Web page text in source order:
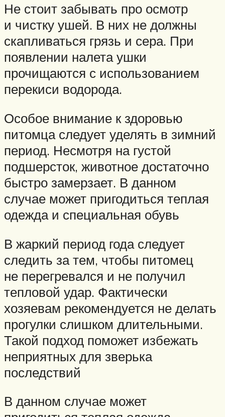
Не стоит забывать про осмотр
и чистку ушей. В них не должны
скапливаться грязь и сера. При
появлении налета ушки
прочищаются с использованием
перекиси водорода.
Особое внимание к здоровью
питомца следует уделять в зимний
период. Несмотря на густой
подшерсток, животное достаточно
быстро замерзает. В данном
случае может пригодиться теплая
одежда и специальная обувь
В жаркий период года следует
следить за тем, чтобы питомец
не перегревался и не получил
тепловой удар. Фактически
хозяевам рекомендуется не делать
прогулки слишком длительными.
Такой подход поможет избежать
неприятных для зверька
последствий
В данном случае может